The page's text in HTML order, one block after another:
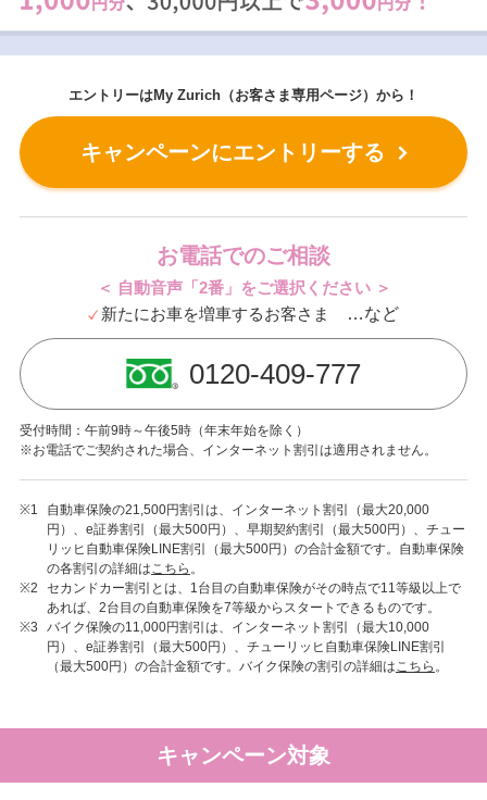
エントリーはMy Zurich（お客さま専用ページ）から！
キャンペーンにエントリーする
お電話でのご相談
＜ 自動音声「2番」をご選択ください ＞
新たにお車を増車するお客さま
…など
0120-409-777
受付時間：午前9時～午後5時（年末年始を除く）
※お電話でご契約された場合、インターネット割引は適用されません。
※1
自動車保険の21,500円割引は、インターネット割引（最大20,000
円）、e証券割引（最大500円）、早期契約割引（最大500円）、チュー
リッヒ自動車保険LINE割引（最大500円）の合計金額です。自動車保険
の各割引の詳細はこちら 。
※2
セカンドカー割引とは、1台目の自動車保険がその時点で11等級以上で
あれば、2台目の自動車保険を7等級からスタートできるものです。
※3
バイク保険の11,000円割引は、インターネット割引（最大10,000
円）、e証券割引（最大500円）、チューリッヒ自動車保険LINE割引
（最大500円）の合計金額です。バイク保険の割引の詳細はこちら 。
キャンペーン対象